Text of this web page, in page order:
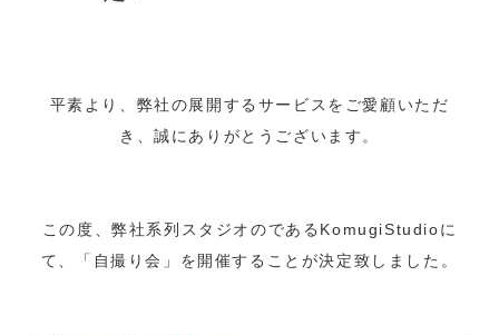
平素より、弊社の展開するサービスをご愛顧いただ
き、誠にありがとうございます。
この度、弊社系列スタジオのであるKomugiStudioに
て、「自撮り会」を開催することが決定致しました。